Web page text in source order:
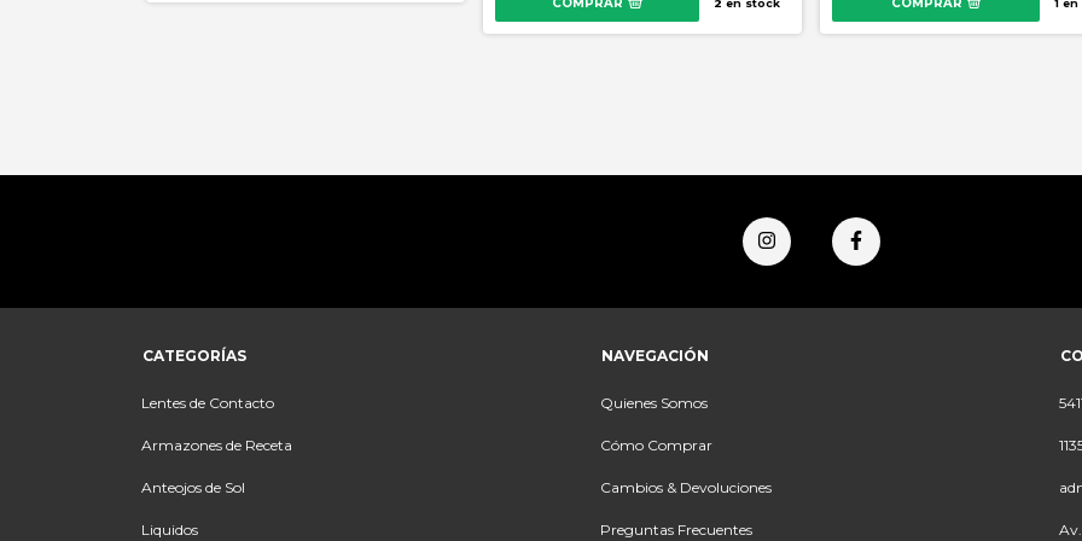
2 en stock 1en
CATEGORÍAS
Lentes de Contacto
Armazones de Receta
Anteojos de Sol
Liquidos
NAVEGACIÓN
Quienes Somos
Cómo Comprar
Cambios & Devoluciones
Preguntas Frecuentes